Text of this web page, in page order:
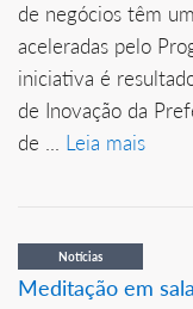
de negócios têm
aceleradas pelo
iniciativa é
de Inovação da
de ... Leia mais
Notícias
Meditação em